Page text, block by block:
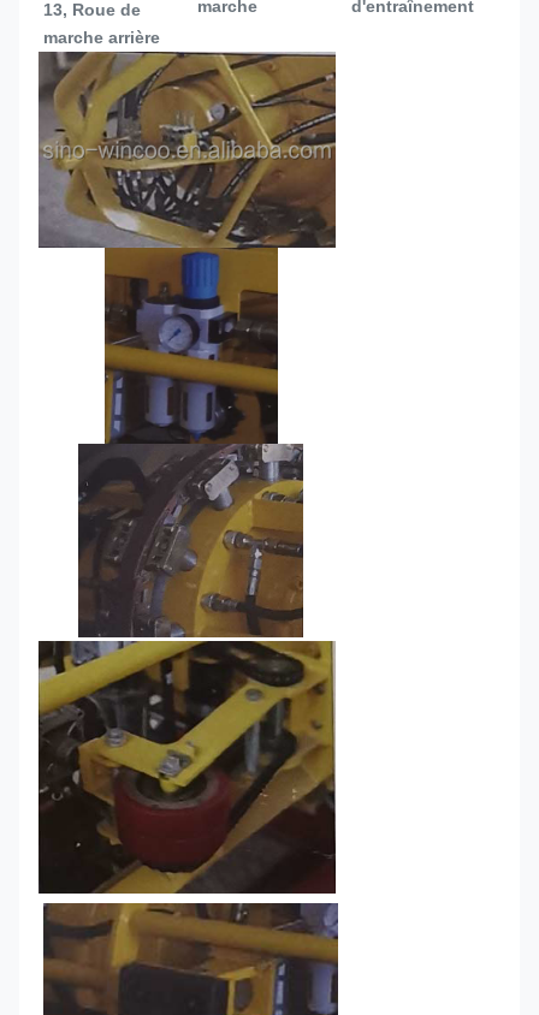
13, Roue de
marche arrière
marche d'entraînement